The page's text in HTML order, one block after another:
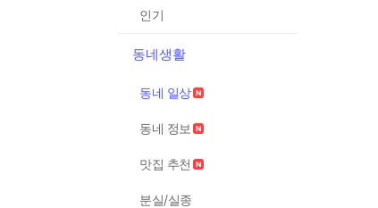
인기
동네생활
동네 일상
동네 정보
맛집 추천
분실/실종